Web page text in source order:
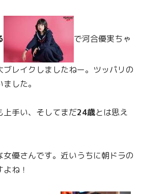
で河合優実ちゃ
レイクしましたねー。ツッパリの
した。
上手い、そしてまだ24歳とは思え
女優さんです。近いうちに朝ドラの
ね！